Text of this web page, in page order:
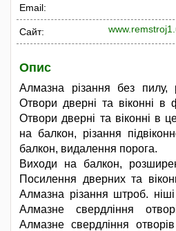
Email:
Сайт:
Опис
Алмазна різання без пилу,
Отвори дверні та віконні в
Отвори дверні та віконні в
на балкон, різання
балкон, видалення порога.
Виходи на балкон,
Посилення дверних та
Алмазна різання штроб.
Алмазне свердління
Алмазне свердління